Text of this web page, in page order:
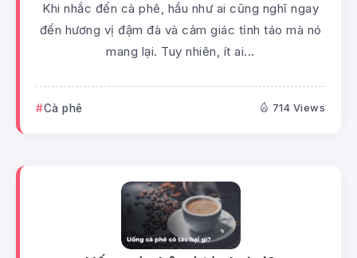
Khi nhắc đến cà phê, hầu như ai cũng nghĩ ngay
đến hương vị đậm đà và cảm giác tỉnh táo mà nó
mang lại. Tuy nhiên, ít ai...
Cà phê 714 Views